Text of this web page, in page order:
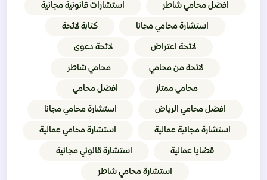
افضل محامي شاطر استشارات قانونية مجانية
استشارة محامي مجانا كتابة لائحة
لائحة اعتراض لائحة دعوى
لائحة من محامي محامي شاطر
محامي ممتاز افضل محامي
افضل محامي الرياض استشارة محامي مجانا
استشارة مجانية عمالية استشارة محامي عمالية
قضايا عمالية استشارة قانوني مجانية
استشارة محامي شاطر